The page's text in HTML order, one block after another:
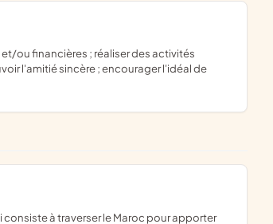
l'amitié sincère ; encourager l'idéal de